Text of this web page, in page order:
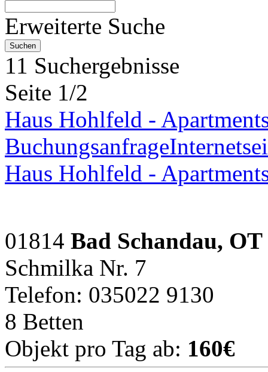
Erweiterte Suche
11 Suchergebnisse
Seite 1/2
Haus Hohlfeld -
Buchungsanfrage
Haus Hohlfeld -
01814 Bad Schandau,
Schmilka Nr. 7
Telefon: 035022 9130
8 Betten
Objekt pro Tag ab: 160€